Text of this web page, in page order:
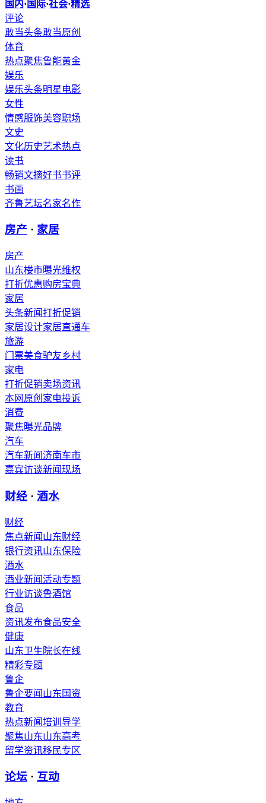
国内· 国际·社会·精选
评论
敢当头条敢当原创
体育
热点聚焦鲁能黄金
娱乐
娱乐头条明星 电影
女性
情感服饰美容职场
文史
文化历史艺术热点
读书
畅销文摘好书书评
书画
齐鲁艺坛名家名作
房产 · 家居
房产
山东楼市曝光维权
打折优惠购房宝典
家居
头条新闻打折促销
家居设计家居直通车
旅游
门票美食驴友乡村
家电
打折促销卖场资讯
本网原创 家电投诉
消费
聚焦曝光品牌
汽车
汽车新闻济南车市
嘉宾访谈新闻现场
财经 · 酒水
财经
焦点新闻 山东财经
银行资讯山东保险
酒水
酒业新闻活动专题
行业访谈鲁酒馆
食品
资讯发布食品安全
健康
山东卫生 院长在线
精彩专题
鲁企
鲁企要闻 山东国资
教育
热点新闻培训导学
聚焦山东山东高考
留学资讯移民专区
论坛 · 互动